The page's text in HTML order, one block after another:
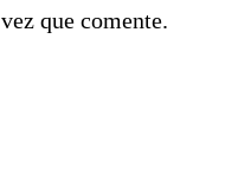
que comente.